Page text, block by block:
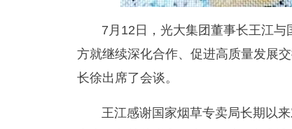
7月12日，光大集团董事长王江
方就继续深化合作、促进高质量发展
长徐出席了会谈。
王江感谢国家烟草专卖局长期以